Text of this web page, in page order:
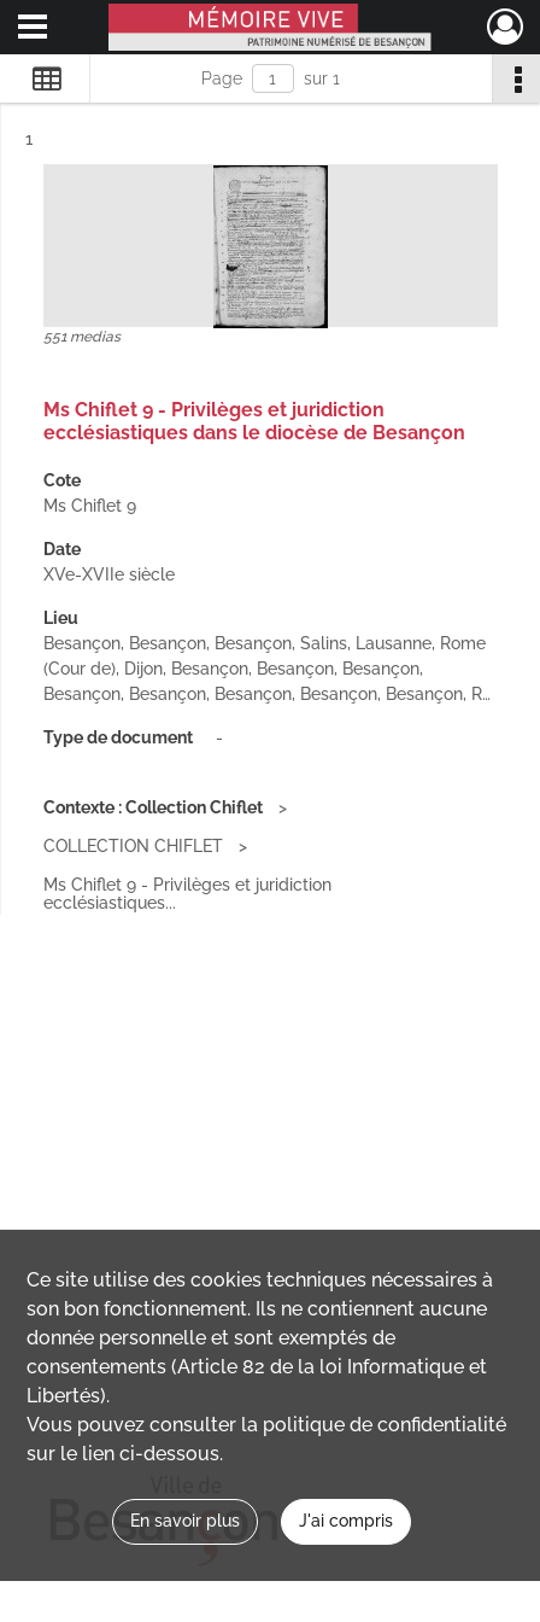
Mémoire Vive patrimoine numérisé de Besançon
Ouvrir le menu déroulant
Page sur 1
Résultat n°
1
551 medias
Ms Chiflet 9 - Privilèges et juridiction
ecclésiastiques dans le diocèse de Besançon
Cote
Ms Chiflet 9
Date
XVe-XVIIe siècle
Lieu
Besançon, Besançon, Besançon, Salins, Lausanne, Rome
(Cour de), Dijon, Besançon, Besançon, Besançon,
Besançon, Besançon, Besançon, Besançon, Besançon, R…
Type de document -
Contexte : Collection Chiflet
COLLECTION CHIFLET
Ms Chiflet 9 - Privilèges et juridiction
ecclésiastiques...
Ce site utilise descookies techniques nécessaires à
son bon fonctionnement. Ils ne contiennent aucune
donnée personnelle et sont exemptés de
consentements (Article 82 de la loi Informatique et
Libertés).
Vous pouvez consulter la politique de confidentialité
sur le lien ci-dessous.
En savoir plus J'ai compris